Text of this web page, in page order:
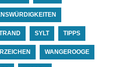
SYLT TIPPS
WANGEROOGE